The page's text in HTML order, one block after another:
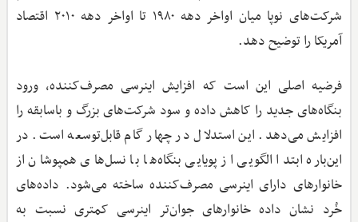
شرکت‌های نوپا میان اواخر دهه ۱۹۸۰ تا اواخر دهه ۲۰۱۰ اقتصاد
آمریکا را توضیح دهد.
فرضیه اصلی این است که افزایش اینرسی مصرف‌کننده، ورود
بنگاه‌های جدید را کاهش داده و سود شرکت‌های بزرگ و باسابقه را
افزایش می‌دهد. این استدلال در چهار گام قابل‌توسعه است. در
این‌باره ابتدا الگویی از پویایی بنگاه‌ها با نسل‌های همپوشان از
خانوارهای دارای اینرسی مصرف‌کننده ساخته می‌شود. داده‌های
خُرد نشان داده خانوارهای جوان‌تر اینرسی کمتری نسبت به